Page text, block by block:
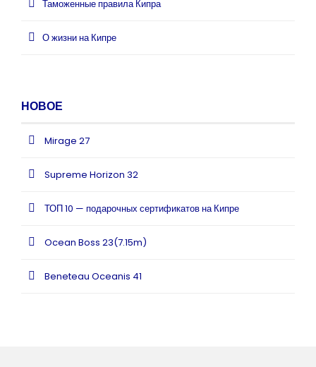
Таможенные правила Кипра
О жизни на Кипре
НОВОЕ
Mirage 27
Supreme Horizon 32
ТОП 10 — подарочных сертификатов на Кипре
Ocean Boss 23(7.15m)
Beneteau Oceanis 41